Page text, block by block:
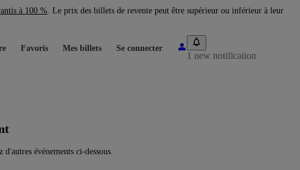
à 100 %. Le prix des billets de revente peut être supérieur ou inférieur à leur
Favoris Mes billets Se connecter
1 new notification
événements ci-dessous.